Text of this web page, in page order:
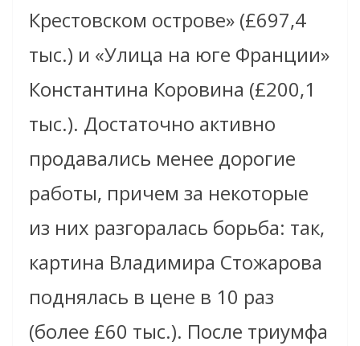
Крестовском острове» (£697,4
тыс.) и «Улица на юге Франции»
Константина Коровина (£200,1
тыс.). Достаточно активно
продавались менее дорогие
работы, причем за некоторые
из них разгоралась борьба: так,
картина Владимира Стожарова
поднялась в цене в 10 раз
(более £60 тыс.). После триумфа